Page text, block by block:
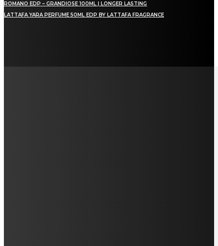
ROMANO EDP – GRANDIOSE 100ML | LONGER LASTING
LATTAFA YARA PERFUME 50ML EDP BY LATTAFA FRAGRANCE